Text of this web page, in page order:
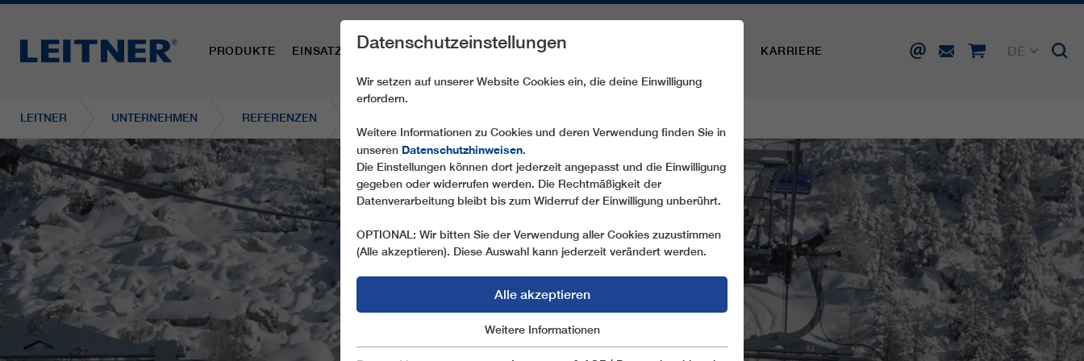
PRODUKTE EINSATZBEREICHE ERSATZTEILE SERVICE KARRIERE
DE
LEITNER UNTERNEHMEN REFERENZEN
Datenschutzeinstellungen
Wir setzen auf unserer Website Cookies ein, die deine Einwilligung
erfordern.
Weitere Informationen zu Cookies und deren Verwendung finden Sie in
unseren Datenschutzhinweisen.
Die Einstellungen können dort jederzeit angepasst und die Einwilligung
gegeben oder widerrufen werden. Die Rechtmäßigkeit der
Datenverarbeitung bleibt bis zum Widerruf der Einwilligung unberührt.
OPTIONAL: Wir bitten Sie der Verwendung aller Cookies zuzustimmen
(Alle akzeptieren). Diese Auswahl kann jederzeit verändert werden.
Alle akzeptieren
Marketing
Weitere Informationen